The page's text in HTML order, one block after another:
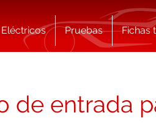
Eléctricos Pruebas Fichas
de entrada